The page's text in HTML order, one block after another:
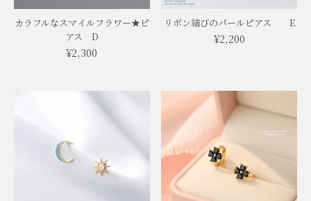
カラフルなスマイルフラワー★ピ
アス D
¥2,300
リボン結びのパールピアス E
¥2,200